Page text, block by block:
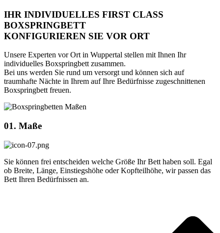
IHR INDIVIDUELLES FIRST CLASS
BOXSPRINGBETT
KONFIGURIEREN SIE VOR ORT
Unsere Experten vor Ort in Wuppertal stellen mit Ihnen Ihr
individuelles Boxspringbett zusammen.
Bei uns werden Sie rund um versorgt und können sich auf
traumhafte Nächte in Ihrem auf Ihre Bedürfnisse zugeschnittenen
Boxspringbett freuen.
01. Maße
Sie können frei entscheiden welche Größe Ihr Bett haben soll. Egal
ob Breite, Länge, Einstiegshöhe oder Kopfteilhöhe, wir passen das
Bett Ihren Bedürfnissen an.